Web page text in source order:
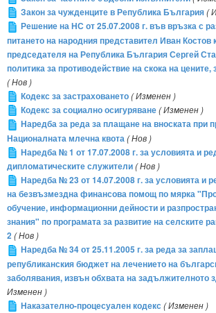
Закон за чужденците в Република България(
Решение на НС от 25.07.2008 г. във връзка с
питането на народния представител Иван
председателя на Република България Сергей
политика за противодействие на скока на
( Нов )
Кодекс за застраховането( Изменен )
Кодекс за социално осигуряване( Изменен )
Наредба за реда за плащане на вноската при
Националната млечна квота( Нов )
Наредба № 1 от 17.07.2008 г. за условията и
дипломатическите служители( Нов )
Наредба № 23 от 14.07.2008 г. за условията и
на безвъзмездна финансова помощ по мярка
обучение, информационни дейности и
знания" по програмата за развитие на селските
2 ( Нов )
Наредба № 34 от 25.11.2005 г. за реда за
републиканския бюджет на лечението на
заболявания, извън обхвата на задължителното
Изменен )
Наказателно-процесуален кодекс( Изменен )